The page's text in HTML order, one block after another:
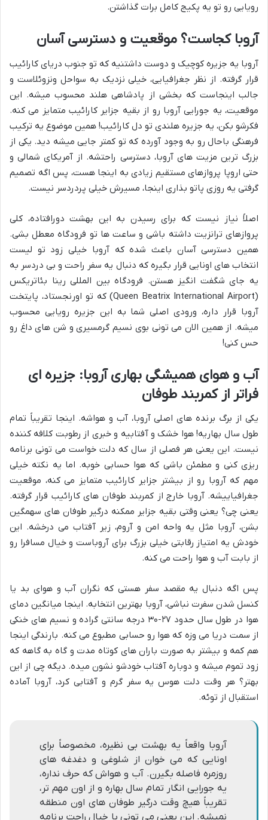
رویایی رو تو یه پکیج کامل برات گذاشتن.
آروبا کجاست؟ موقعیت و دسترسی آسان
آروبا یه جزیره کوچیک و دوست داشتنیه که تو جنوب دریای کارائیب
قرار گرفته. از نظر جغرافیایی، خیلی نزدیک به سواحل ونزوئلاست و
جالب اینجاست که بخشی از پادشاهی هلند محسوب میشه. این
موقعیت، یه جورایی آروبا رو از بقیه جزایر کارائیب متمایز می کنه.
فکرشو بکن، یه جزیره هلندی تو دل کارائیب! همین موضوع یه ترکیب
فرهنگی باحال رو به وجود آورده که تو کمتر جایی میشه دید. یکی از
بزرگ ترین مزیت های آروبا، دسترسی راحتشه. از آمریکای شمالی و
حتی اروپا پروازهای مستقیم زیادی به اینجا هست، پس اگه تصمیم
گرفتی یه روزی پاتو بذاری اینجا، مسیرش خیلی پردردسر نیست.
اصلاً نیاز نیست که برای رسیدن به این بهشت دورافتاده، کلی
پروازهای ترانزیت داشته باشی و ساعت ها تو فرودگاه معطل بشی.
همین دسترسی آسان باعث شده که آروبا خیلی زود تو لیست
انتخاب های اونایی قرار بگیره که دنبال یه سفر راحت و بی دردسر به
یه جای شگفت انگیز هستن. فرودگاه بین المللی رینا بئاتریکس
(Queen Beatrix International Airport) که تو اورنجستاد، پایتخت
آروبا قرار داره، ورودی اصلی شما به این جزیره رویایی محسوب
میشه. از همین الان می تونی بوی نسیم گرمسیری و شن های داغ رو
حس کنی!
آب و هوای همیشگی بهاری آروبا: جزیره ای
فراتر از کمربند طوفان
یکی از برگ برنده های اصلی آروبا، آب و هواشه. اینجا تقریباً تمام
طول سال بهاریه! هوا خشک و آفتابیه و خبری از رطوبت کلافه کننده
نیست. این یعنی هر فصلی از سال که دلت خواست می تونی برنامه
ریزی کنی و مطمئن باشی که هوا حسابی خوبه. اما یه نکته خیلی
مهم که آروبا رو از بیشتر جزایر کارائیب متمایز می کنه، موقعیت
جغرافیاییشه. آروبا خارج از کمربند طوفان های کارائیب قرار گرفته.
یعنی چی؟ یعنی وقتی بقیه جزایر ممکنه درگیر طوفان های سهمگین
بشن، آروبا مثل یه واحه امن و آروم، زیر آفتاب می درخشه. این
خودش یه امتیاز رقابتی خیلی بزرگ برای آروباست و خیال مسافرا رو
از بابت آب و هوا راحت می کنه.
پس اگه دنبال یه مقصد سفر هستی که نگران آب و هوای بد یا
کنسل شدن سفرت نباشی، آروبا بهترین انتخابه. اینجا میانگین دمای
هوا در طول سال حدود ۲۷-۳۰ درجه سانتی گراده و نسیم های خنکی
از سمت دریا می وزه که هوا رو حسابی مطبوع می کنه. بارندگی اینجا
هم کمه و بیشتر به صورت باران های کوتاه مدت و گاه به گاهه که
زود تموم میشه و دوباره آفتاب خودشو نشون میده. دیگه چی از این
بهتر؟ هر وقت دلت هوس یه سفر گرم و آفتابی کرد، آروبا آماده
استقبال از توئه.
آروبا واقعاً یه بهشت بی نظیره، مخصوصاً برای
اونایی که می خوان از شلوغی و دغدغه های
روزمره فاصله بگیرن. آب و هواش که حرف نداره،
یه جورایی انگار تمام سال بهاره و از اون مهم تر،
تقریباً هیچ وقت درگیر طوفان های اون منطقه
نمیشه. این یعنی می تونی با خیال راحت برنامه